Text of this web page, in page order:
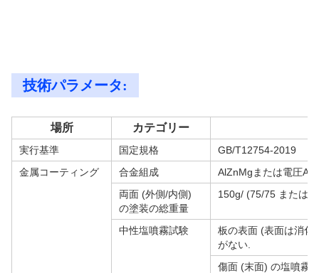
技術パラメータ:
場所 カテゴリー
実行基準 国定規格
GB/T12754-2019
金属コーティング
合金組成
AlZnMgまたは電圧
両面 (外側/内側)
の塗装の総重量
150g/ (75/75 または
中性塩噴霧試験
板の表面 (表面は消化
がない.
傷面 (末面) の塩噴霧